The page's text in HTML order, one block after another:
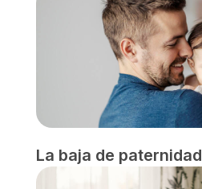
La baja de paternidad